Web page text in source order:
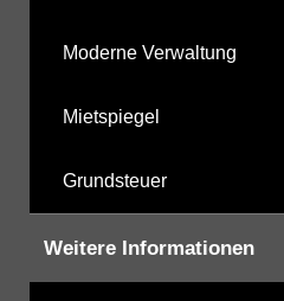
Moderne Verwaltung
Mietspiegel
Grundsteuer
Weitere Informationen